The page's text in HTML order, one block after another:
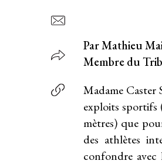
Par Mathieu
Membre du
Madame Caster
exploits
mètres) que
des athlètes
confondre avec